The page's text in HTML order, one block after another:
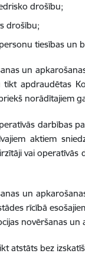
drošību;
drošību;
tiesības un
un
apdraudētas
norādītajiem
darbības
aktiem
vai operatīvās
un
rīcībā
novēršanas
atstāts bez